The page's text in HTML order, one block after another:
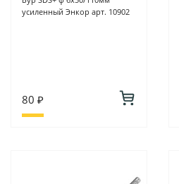
усиленный Энкор арт. 10902
80 ₽